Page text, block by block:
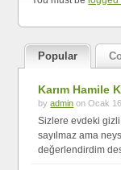
Popular
Karım Hamile
byadmin on Ocak
Sizlere evdeki gizli
sayılmaz ama
değerlendirdim